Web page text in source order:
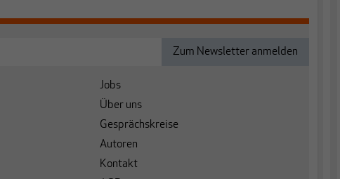
Jobs
Über uns
Gesprächskreise
Autoren
Kontakt